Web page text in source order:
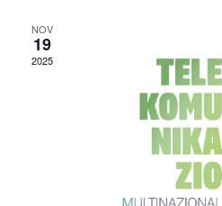
NOV
19
2025